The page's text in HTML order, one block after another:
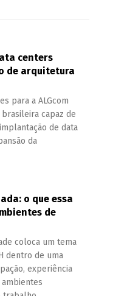
centers
de arquitetura
para a ALGcom
capaz de
de data
da
o que essa
de
coloca um tema
dentro de uma
experiência